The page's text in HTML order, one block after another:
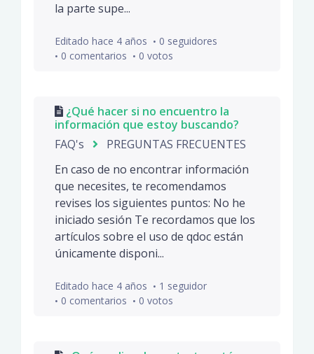
la parte supe...
Editado hace 4 años
0 seguidores
0 comentarios
0 votos
¿Qué hacer si no encuentro la
información que estoy buscando?
FAQ's
PREGUNTAS FRECUENTES
En caso de no encontrar información
que necesites, te recomendamos
revises los siguientes puntos: No he
iniciado sesión Te recordamos que los
artículos sobre el uso de qdoc están
únicamente disponi...
Editado hace 4 años
1 seguidor
0 comentarios
0 votos